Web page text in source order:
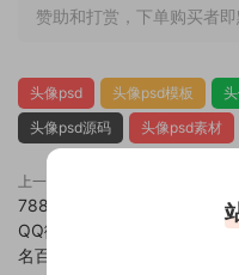
赞助和打赏，下单购买者
头像psd 头像psd模板
头像psd源码
头像psd素材
上一篇
788头像psd素材源码模板源
QQ微信抖音快手小红书很火
名百家姓氏头像制作教程软件